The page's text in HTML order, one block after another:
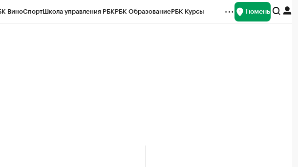
ВиноСпортШкола управления РБКРБК ОбразованиеРБК Курсы Тюмень